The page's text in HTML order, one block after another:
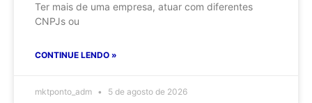
Ter mais de uma empresa, atuar com diferentes
CNPJs ou
CONTINUE LENDO »
mktponto_adm 5 de agosto de 2026